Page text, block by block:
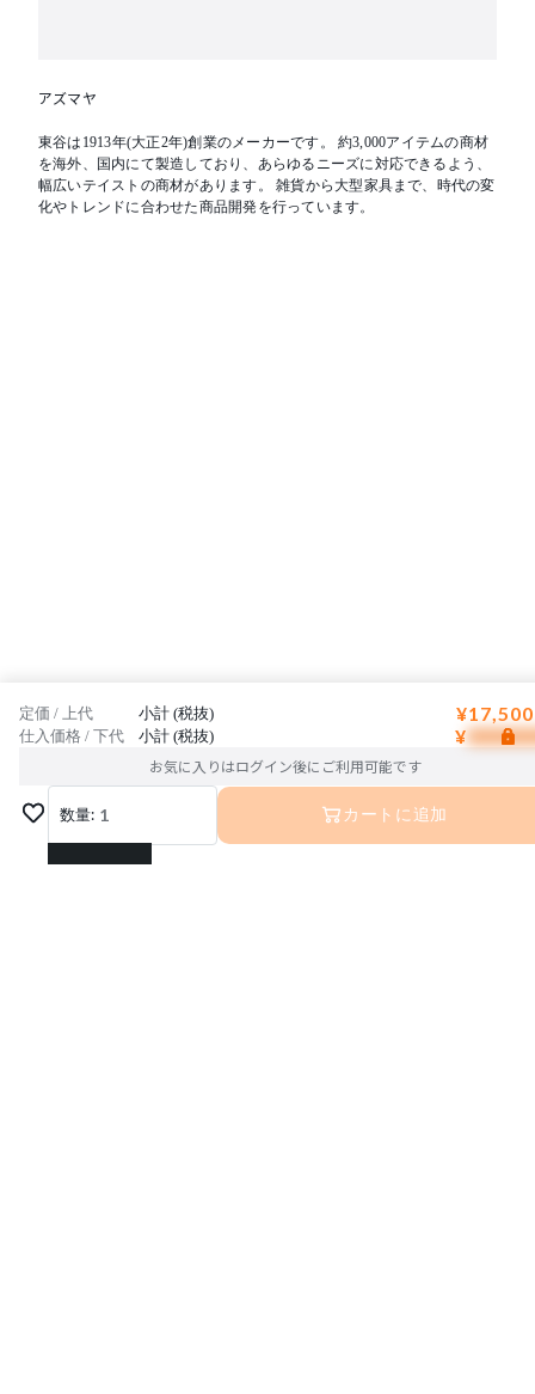
アズマヤ
東谷は1913年(大正2年)創業のメーカーです。 約3,000アイテムの商材
を海外、国内にて製造しており、あらゆるニーズに対応できるよう、
幅広いテイストの商材があります。 雑貨から大型家具まで、時代の変
化やトレンドに合わせた商品開発を行っています。
定価 / 上代 小計 (税抜)
仕入価格 / 下代 小計 (税抜) ¥
お気に入りはログイン後にご利用可能です
数量: 1
1
カートに追加